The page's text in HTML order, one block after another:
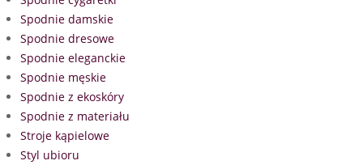
Spodnie damskie
Spodnie dresowe
Spodnie eleganckie
Spodnie męskie
Spodnie z ekoskóry
Spodnie z materiału
Stroje kąpielowe
Styl ubioru